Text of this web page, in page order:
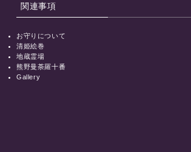
関連事項
お守りについて
清姫絵巻
地蔵霊場
熊野曼荼羅十番
Gallery